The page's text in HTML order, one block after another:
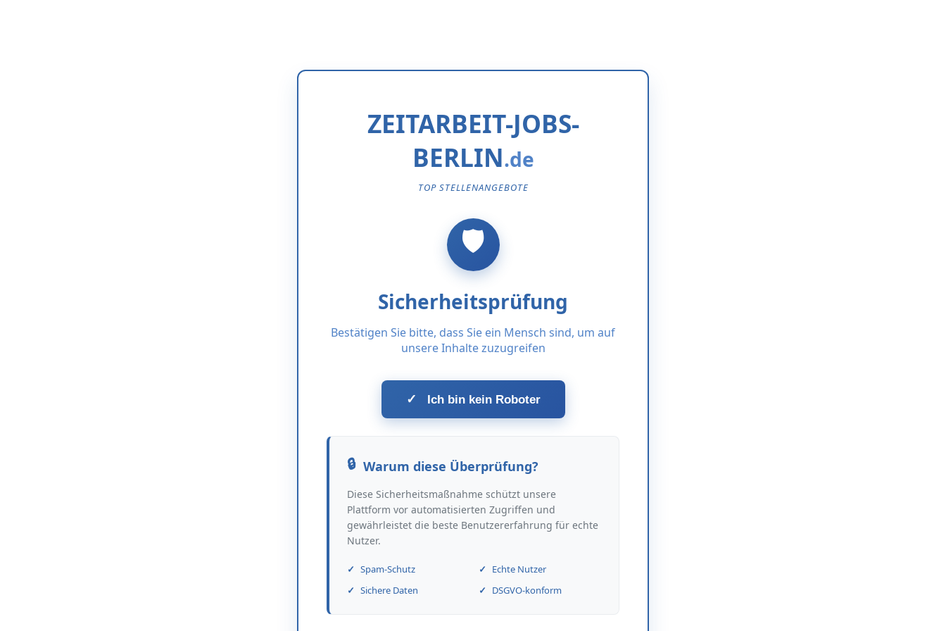
ZEITARBEIT-JOBS-
BERLIN
TOP STELLENANGEBOTE
Sicherheitsprüfung
Bestätigen Sie bitte, dass Sie ein Mensch sind, um auf
unsere Inhalte zuzugreifen
✓ Ich bin kein Roboter
Warum diese Überprüfung?
Diese Sicherheitsmaßnahme schützt unsere
Plattform vor automatisierten Zugriffen und
gewährleistet die beste Benutzererfahrung für echte
Nutzer.
Spam-Schutz
Echte Nutzer
Sichere Daten
DSGVO-konform